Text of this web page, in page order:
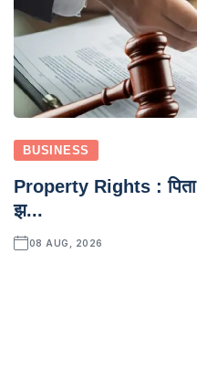
BUSINESS
Property Rights : पिता
झ...
08 AUG, 2026